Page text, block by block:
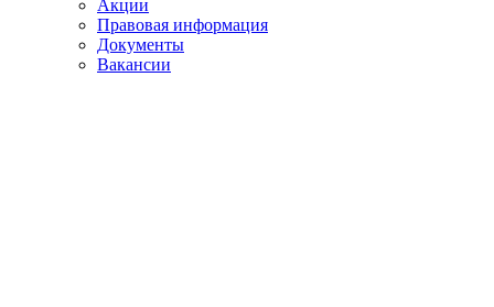
Акции
Правовая информация
Документы
Вакансии